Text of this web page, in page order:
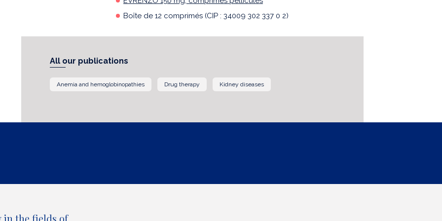
Boîte de 12 comprimés (CIP : 34009 302 337 0 2)
All our publications
Anemia and hemoglobinopathies Drug therapy Kidney diseases
the fields of